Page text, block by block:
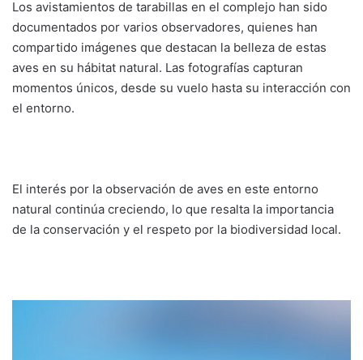
Los avistamientos de tarabillas en el complejo han sido
documentados por varios observadores, quienes han
compartido imágenes que destacan la belleza de estas
aves en su hábitat natural. Las fotografías capturan
momentos únicos, desde su vuelo hasta su interacción con
el entorno.
El interés por la observación de aves en este entorno
natural continúa creciendo, lo que resalta la importancia
de la conservación y el respeto por la biodiversidad local.